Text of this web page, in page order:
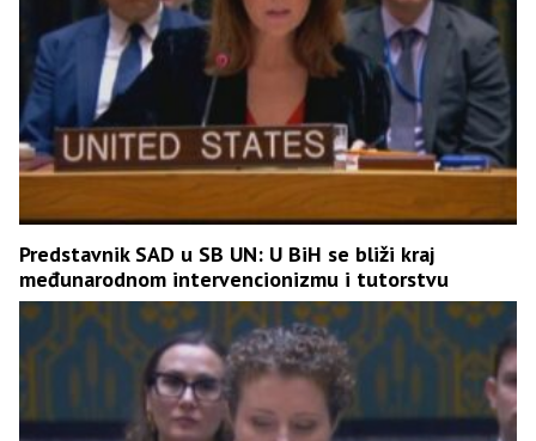
Predstavnik SAD u SB UN: U BiH se bliži kraj
međunarodnom intervencionizmu i tutorstvu